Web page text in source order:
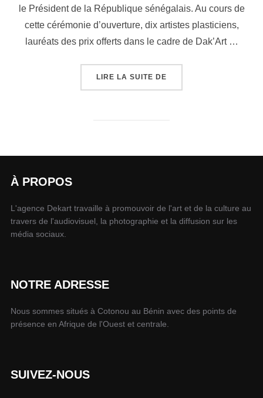
le Président de la République sénégalais. Au cours de
cette cérémonie d’ouverture, dix artistes plasticiens,
lauréats des prix offerts dans le cadre de Dak’Art …
LIRE LA SUITE DE
À PROPOS
L'agence Dekart travaille à promouvoir de l'art et de la culture au
travers de l'audiovisuel, la photographie et la diffusion sur les
média sociaux.
NOTRE ADRESSE
Nous sommes situés à Cotonou au Bénin avec des points de
présence en Afrique de l'Ouest et centrale.
SUIVEZ-NOUS